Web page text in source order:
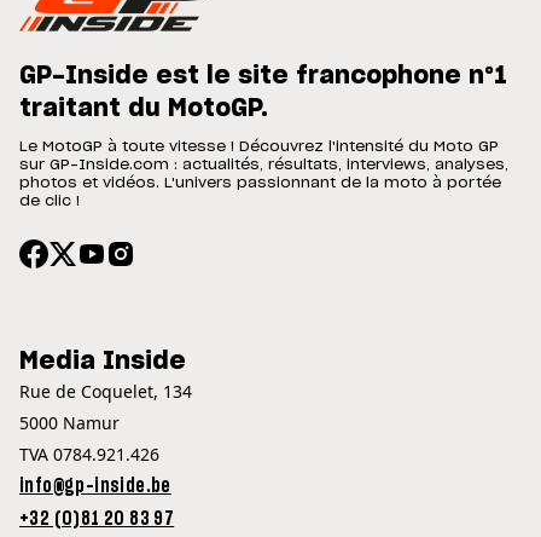
GP-Inside est le site francophone n°1
traitant du MotoGP.
Le MotoGP à toute vitesse ! Découvrez l'intensité du Moto GP
sur GP-Inside.com : actualités, résultats, interviews, analyses,
photos et vidéos. L'univers passionnant de la moto à portée
de clic !
Media Inside
Rue de Coquelet, 134
5000 Namur
TVA 0784.921.426
info@gp-inside.be
+32 (0)81 20 83 97